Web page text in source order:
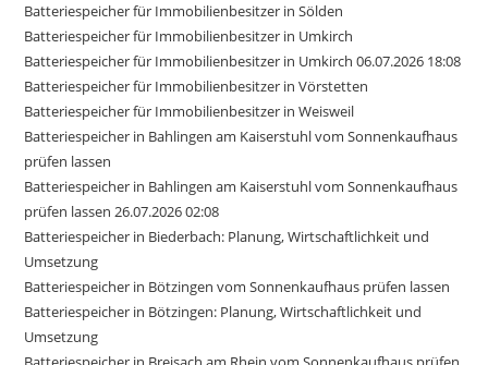
Batteriespeicher für Immobilienbesitzer in Sölden
Batteriespeicher für Immobilienbesitzer in Umkirch
Batteriespeicher für Immobilienbesitzer in Umkirch 06.07.2026 18:08
Batteriespeicher für Immobilienbesitzer in Vörstetten
Batteriespeicher für Immobilienbesitzer in Weisweil
Batteriespeicher in Bahlingen am Kaiserstuhl vom Sonnenkaufhaus
prüfen lassen
Batteriespeicher in Bahlingen am Kaiserstuhl vom Sonnenkaufhaus
prüfen lassen 26.07.2026 02:08
Batteriespeicher in Biederbach: Planung, Wirtschaftlichkeit und
Umsetzung
Batteriespeicher in Bötzingen vom Sonnenkaufhaus prüfen lassen
Batteriespeicher in Bötzingen: Planung, Wirtschaftlichkeit und
Umsetzung